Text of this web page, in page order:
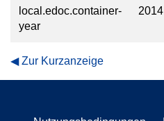
local.edoc.container-
year
2014
Zur Kurzanzeige